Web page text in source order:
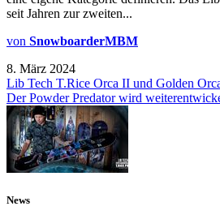
seit Jahren zur zweiten...
von SnowboarderMBM
8. März 2024
Lib Tech T.Rice Orca II und Golden
Der Powder Predator wird
News